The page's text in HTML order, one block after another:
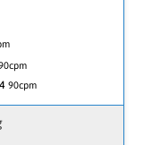
van je
je van elkaar
zingeving,
90cpm